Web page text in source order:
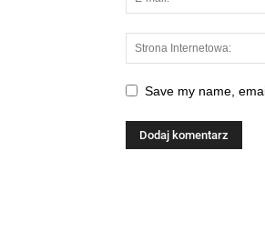
Save my name,